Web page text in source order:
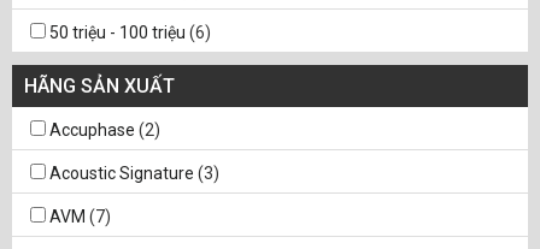
50 triệu - 100 triệu (6)
100 triệu - 200 triệu
200 triệu - 500 triệu
HÃNG SẢN XUẤT
Accuphase (2)
Acoustic Signature (3)
AVM (7)